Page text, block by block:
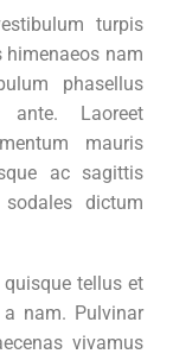
turpis
nam
phasellus
Laoreet
mauris
ac sagittis
dictum
tellus et
nam. Pulvinar
vivamus